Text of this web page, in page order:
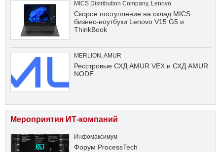
MICS Distribution Company, Lenovo
Скорое поступление на склад MICS:
бизнес-ноутбуки Lenovo V15 G5 и
ThinkBook
MERLION ,AMUR
Ресстровые СХД AMUR VEX и СХД AMUR
NODE
Мероприятия ИТ-компаний
Инфомаксимум
Форум ProcessTech